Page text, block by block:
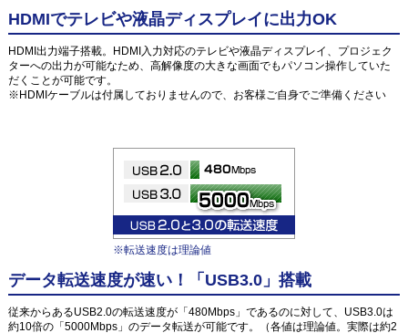
HDMIでテレビや液晶ディスプレイに出力OK
HDMI出力端子搭載。HDMI入力対応のテレビや液晶ディスプレイ、プロジェク
ターへの出力が可能なため、高解像度の大きな画面でもパソコン操作していた
だくことが可能です。
※HDMIケーブルは付属しておりませんので、お客様ご自身でご準備ください
※転送速度は理論値
データ転送速度が速い！「USB3.0」搭載
従来からあるUSB2.0の転送速度が「480Mbps」であるのに対して、USB3.0は
約10倍の「5000Mbps」のデータ転送が可能です。（各値は理論値。実際は約2